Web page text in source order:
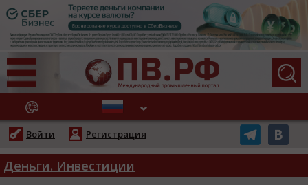
НОВОСТИ
Войти Регистрация
Деньги. Инвестиции